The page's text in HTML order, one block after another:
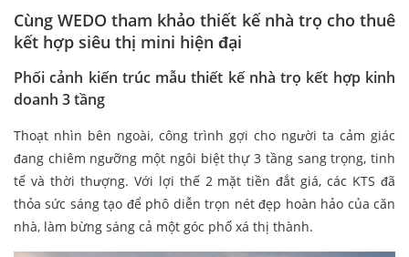
Cùng WEDO tham khảo thiết kế nhà trọ cho thuê
kết hợp siêu thị mini hiện đại
Phối cảnh kiến trúc mẫu thiết kế nhà trọ kết hợp kinh
doanh 3 tầng
Thoạt nhìn bên ngoài, công trình gợi cho người ta cảm giác
đang chiêm ngưỡng một ngôi biệt thự 3 tầng sang trọng, tinh
tế và thời thượng. Với lợi thế 2 mặt tiền đắt giá, các KTS đã
thỏa sức sáng tạo để phô diễn trọn nét đẹp hoàn hảo của căn
nhà, làm bừng sáng cả một góc phố xá thị thành.